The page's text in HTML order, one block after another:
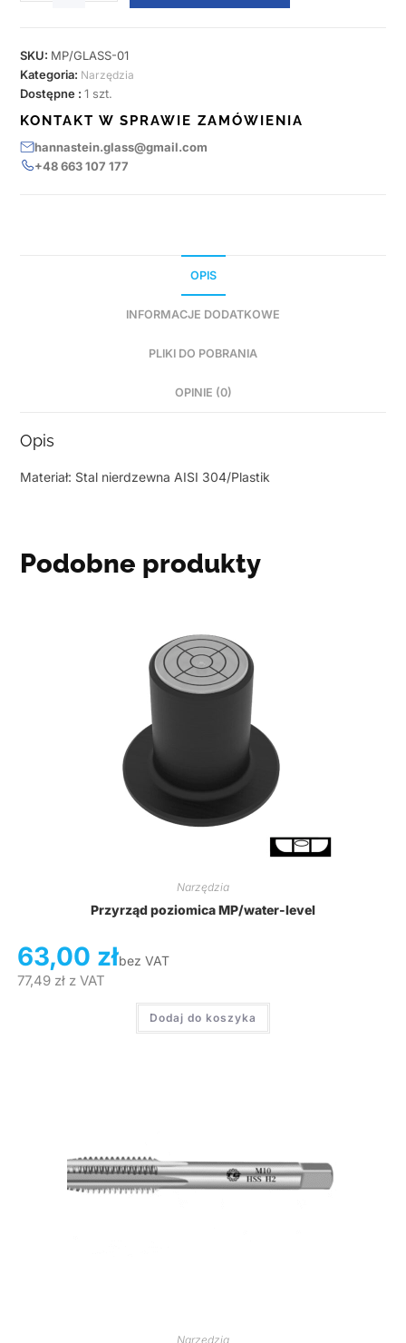
SKU: MP/GLASS-01
Kategoria: Narzędzia
Dostępne :1 szt.
KONTAKT W SPRAWIE ZAMÓWIENIA
hannastein.glass@gmail.com
+48 663 107 177
OPIS
INFORMACJE DODATKOWE
PLIKI DO POBRANIA
OPINIE (0)
Opis
Materiał: Stal nierdzewna AISI 304/Plastik
Podobne produkty
Narzędzia
Przyrząd poziomica MP/water-level
63,00 złbez VAT
77,49 złz VAT
Dodaj do koszyka
Narzędzia